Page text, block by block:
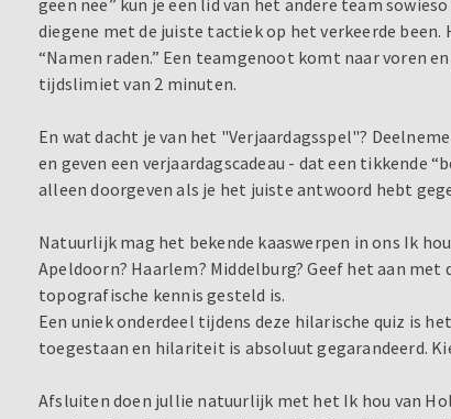
diegene met de juiste tactiek op het verkeerde
“Namen raden.” Een teamgenoot komt naar voren
tijdslimiet van 2 minuten.
En wat dacht je van het "Verjaardagsspel"?
en geven een verjaardagscadeau - dat een tikkende
alleen doorgeven als je het juiste antwoord hebt
Natuurlijk mag het bekende kaaswerpen in ons Ik
Apeldoorn? Haarlem? Middelburg? Geef het aan
topografische kennis gesteld is.
Een uniek onderdeel tijdens deze hilarische quiz is
toegestaan en hilariteit is absoluut gegarandeerd.
Afsluiten doen jullie natuurlijk met het Ik hou van